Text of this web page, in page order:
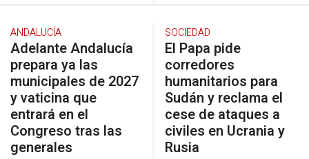
ANDALUCÍA
Adelante Andalucía
prepara ya las
municipales de 2027
y vaticina que
entrará en el
Congreso tras las
generales
SOCIEDAD
El Papa pide
corredores
humanitarios para
Sudán y reclama el
cese de ataques a
civiles en Ucrania y
Rusia